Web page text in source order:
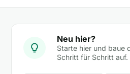
Neu hier?
Starte hier und baue
Schritt für Schritt auf.